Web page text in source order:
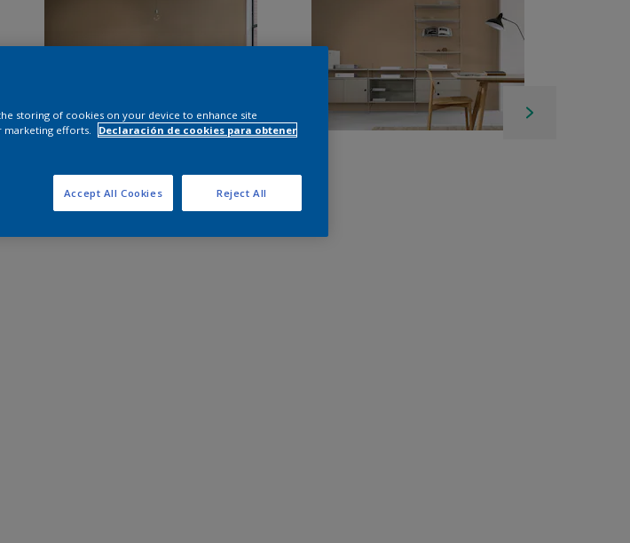
storing of cookies on your device to enhance site
marketing efforts.
Declaración de cookies para obtener
Reject All
Accept All Cookies